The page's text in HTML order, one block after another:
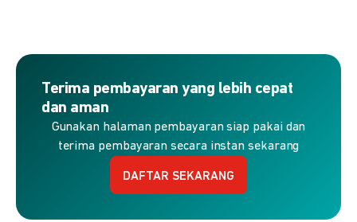
Terima pembayaran yang lebih cepat
dan aman
Gunakan halaman pembayaran siap pakai dan
terima pembayaran secara instan sekarang
DAFTAR SEKARANG